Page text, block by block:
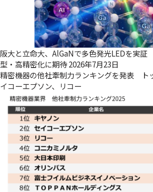
阪大と立命大、AlGaNで多色発光LEDを実
型・高精密化に期待2026年7月23日
精密機器の他社牽制力ランキングを発表 ト
イコーエプソン、リコー